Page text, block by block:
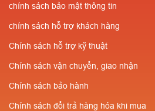
chính sách bảo mật thông tin
chính sách hỗ trợ khách hàng
Chính sách hỗ trợ kỹ thuật
Chính sách vận chuyển, giao nhận
Chính sách bảo hành
Chính sách đổi trả hàng hóa khi mua